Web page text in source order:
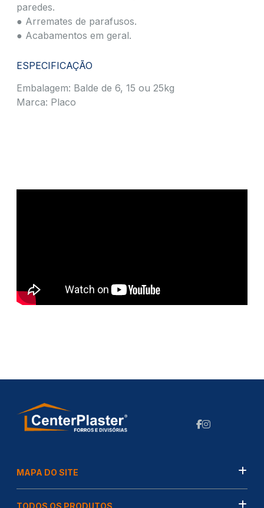
paredes.
● Arremates de parafusos.
● Acabamentos em geral.
ESPECIFICAÇÃO
Embalagem: Balde de 6, 15 ou 25kg
Marca: Placo
MAPA DO SITE
TODOS OS PRODUTOS